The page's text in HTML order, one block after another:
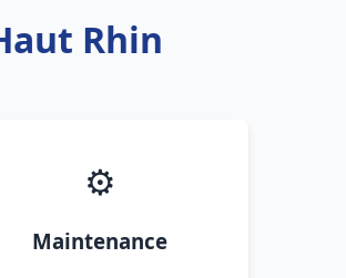
Rhin
⚙️
Maintenance